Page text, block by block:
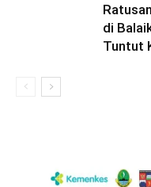
di
Tuntut